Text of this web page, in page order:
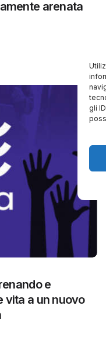
gli
arenata
e
vita a un nuovo